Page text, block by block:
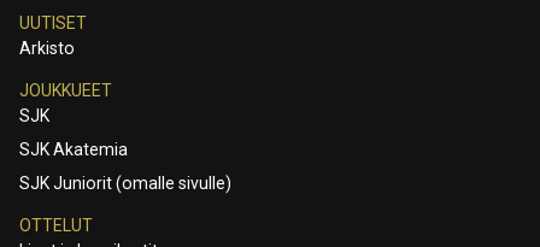
UUTISET
Arkisto
JOUKKUEET
SJK
SJK Akatemia
SJK Juniorit (omalle sivulle)
OTTELUT